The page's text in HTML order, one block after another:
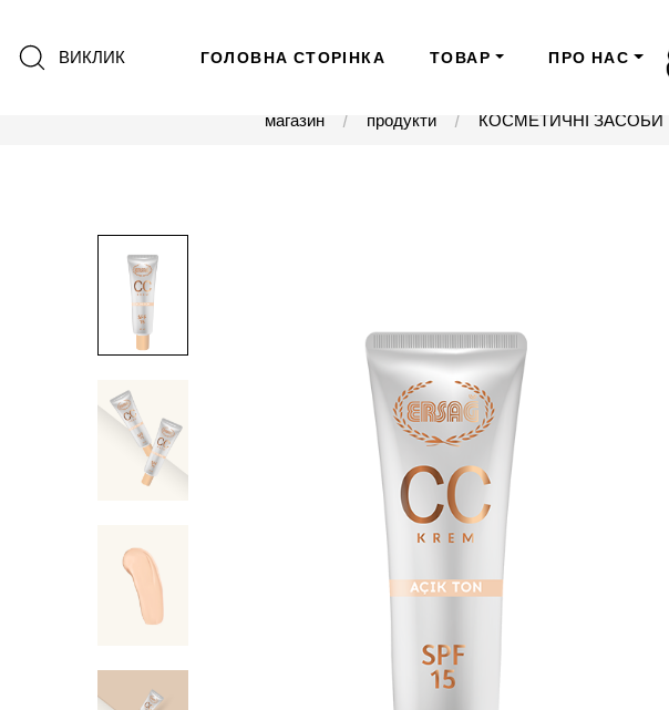
ВИКЛИК ГОЛОВНА СТОРІНКА ТОВАР ПРО НАС
магазин продукти КОСМЕТИЧНІ ЗАСОБИ